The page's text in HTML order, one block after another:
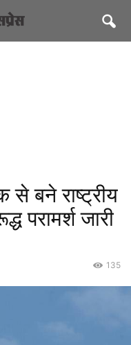
से बने राष्ट्रीय
परामर्श जारी
135